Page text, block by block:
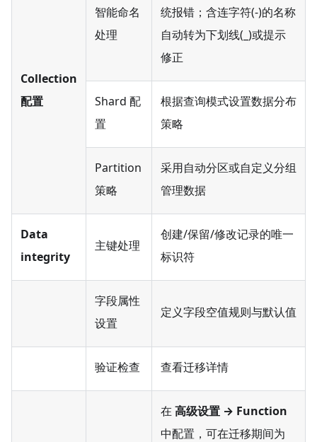
Collection
配置
智能命名
处理
统报错；含连字符(-)的名称
自动转为下划线(_)或提示
修正
Shard 配
置
根据查询模式设置数据分布
策略
Partition
策略
采用自动分区或自定义分组
管理数据
Data
integrity
主键处理
创建/保留/修改记录的唯一
标识符
字段属性
设置
定义字段空值规则与默认值
验证检查 查看迁移详情
在 高级设置 → Function
中配置，可在迁移期间为